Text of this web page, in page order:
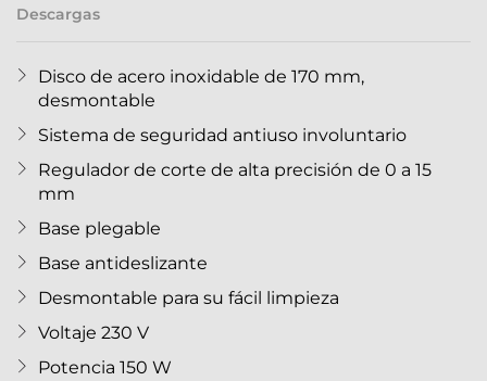
Descargas
Disco de acero inoxidable de 170 mm,
desmontable
Sistema de seguridad antiuso involuntario
Regulador de corte de alta precisión de 0 a 15
mm
Base plegable
Base antideslizante
Desmontable para su fácil limpieza
Voltaje 230 V
Potencia 150 W